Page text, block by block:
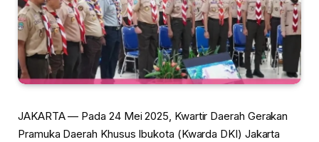
JAKARTA — Pada 24 Mei 2025, Kwartir Daerah Gerakan
Pramuka Daerah Khusus Ibukota (Kwarda DKI) Jakarta